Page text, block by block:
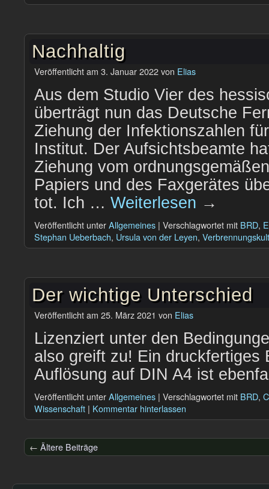
Nachhaltig
Veröffentlicht am 3. Januar 2022von Elias
Aus dem Studio Vier des
überträgt nun das Deutsche
Ziehung der Infektionszahlen
Institut. Der Aufsichtsbeamte
Ziehung vom
Papiers und des Faxgerätes
tot. Ich … Weiterlesen →
Veröffentlicht unterAllgemeines | Verschlagwortet mit BRD,
Stephan Ueberbach, Ursula von der Leyen,
Der wichtige Unterschied
Veröffentlicht am 25. März 2021 von Elias
Lizenziert unter den
also greift zu! Ein druckfertiges
Auflösung auf DIN A4 ist
Veröffentlicht unterAllgemeines | Verschlagwortet mit BRD,
Wissenschaft | Kommentar hinterlassen
← Ältere Beiträge